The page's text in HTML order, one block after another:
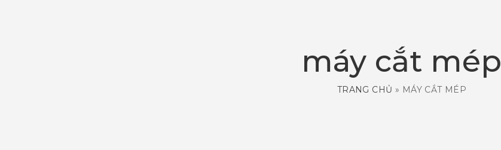
máy cắt mép
TRANG CHỦ » MÁY CẮT MÉP